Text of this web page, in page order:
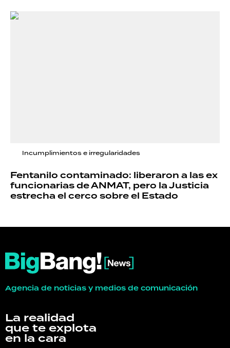
Incumplimientos e irregularidades
Fentanilo contaminado: liberaron a las ex
funcionarias de ANMAT, pero la Justicia
estrecha el cerco sobre el Estado
Agencia de noticias y medios de comunicación
La realidad
que te explota
en la cara